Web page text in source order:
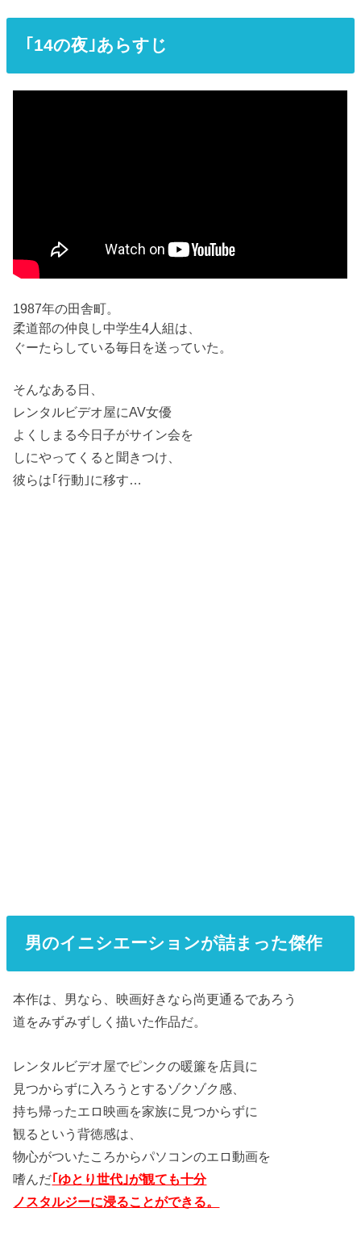
｢14の夜｣あらすじ
1987年の田舎町。
柔道部の仲良し中学生4人組は、
ぐーたらしている毎日を送っていた。
そんなある日、
レンタルビデオ屋にAV女優
よくしまる今日子がサイン会を
しにやってくると聞きつけ、
彼らは｢行動｣に移す…
男のイニシエーションが詰まった傑作
本作は、男なら、映画好きなら尚更通るであろう
道をみずみずしく描いた作品だ。
レンタルビデオ屋でピンクの暖簾を店員に
見つからずに入ろうとするゾクゾク感、
持ち帰ったエロ映画を家族に見つからずに
観るという背徳感は、
物心がついたころからパソコンのエロ動画を
嗜んだ｢ゆとり世代｣が観ても十分
ノスタルジーに浸ることができる。